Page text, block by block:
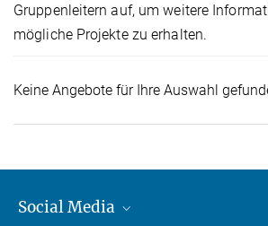
Gruppenleitern auf, um weitere
mögliche Projekte zu erhalten.
Keine Angebote für Ihre Auswahl
Social Media